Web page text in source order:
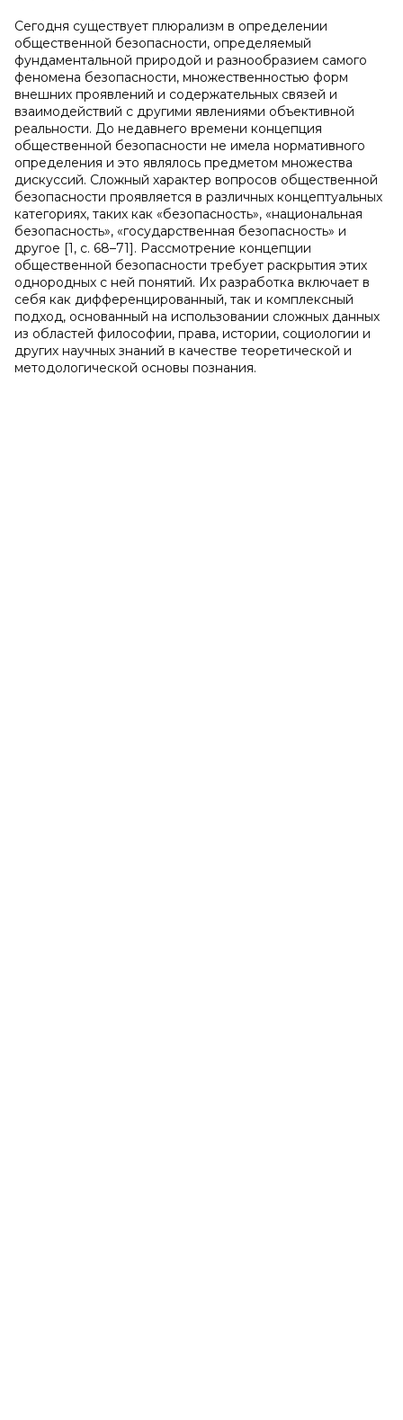
Сегодня существует плюрализм в определении
общественной безопасности, определяемый
фундаментальной природой и разнообразием самого
феномена безопасности, множественностью форм
внешних проявлений и содержательных связей и
взаимодействий с другими явлениями объективной
реальности. До недавнего времени концепция
общественной безопасности не имела нормативного
определения и это являлось предметом множества
дискуссий. Сложный характер вопросов общественной
безопасности проявляется в различных концептуальных
категориях, таких как «безопасность», «национальная
безопасность», «государственная безопасность» и
другое [1, с. 68–71]. Рассмотрение концепции
общественной безопасности требует раскрытия этих
однородных с ней понятий. Их разработка включает в
себя как дифференцированный, так и комплексный
подход, основанный на использовании сложных данных
из областей философии, права, истории, социологии и
других научных знаний в качестве теоретической и
методологической основы познания.